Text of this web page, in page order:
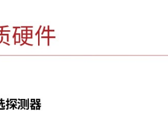
支持
可见光测温，可调节热像透